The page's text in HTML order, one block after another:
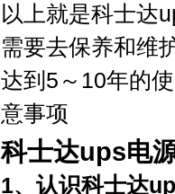
以上就是科士达
需要去保养和维
达到5～10年的
意事项
科士达ups电
1、认识科士达